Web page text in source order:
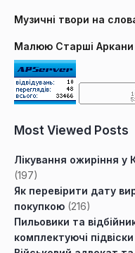
Музичні твори на
Малюю Старші Аркани
Most Viewed Posts
Лікування ожиріння у
(197)
Як перевірити дату
покупкою (216)
Пильовики та
комплектуючі підвіски